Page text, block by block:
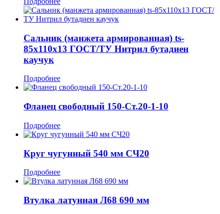
Сальник (манжета армированная) ts-
85x110x13 ГОСТ/ТУ Нитрил бутадиен
каучук
Подробнее
Фланец свободный 150-Ст.20-1-10
Подробнее
Круг чугунный 540 мм СЧ20
Подробнее
Втулка латунная Л68 690 мм